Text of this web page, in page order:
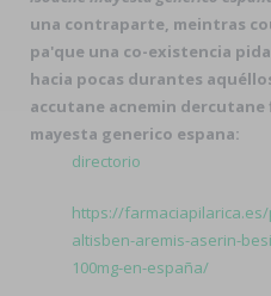
una contraparte, meintras
pa'que una co-existencia
hacia pocas durantes
accutane acnemin
mayesta generico espana:
directorio
https://
altisben-aremis-aserin-
100mg-en-españa/